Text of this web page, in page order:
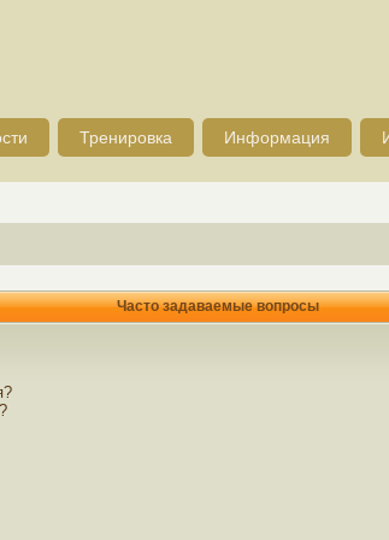
Тренировка Информация
Часто задаваемые вопросы